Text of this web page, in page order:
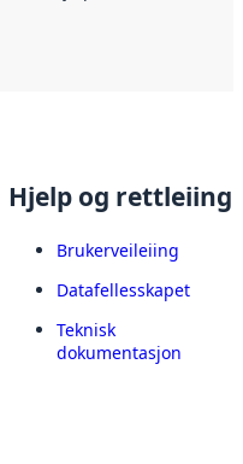
Hjelp og rettleiing
Brukerveileiing
Datafellesskapet
Teknisk
dokumentasjon